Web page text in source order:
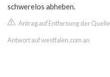
schwerelos abheben.
Antrag auf Entfernung der Quelle
Antwort auf westfalen.com an